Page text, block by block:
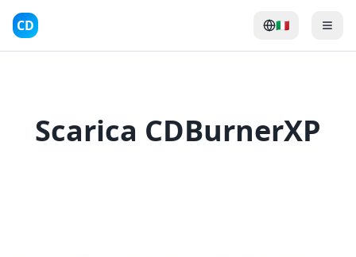
CD 🇮🇹
Scarica CDBurnerXP